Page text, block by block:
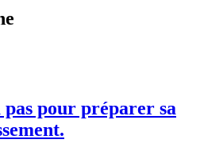
pas pour préparer sa